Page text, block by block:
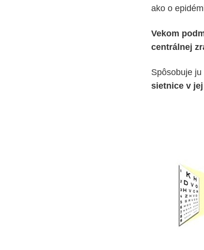
ako o
Vekom
centrálnej
Spôsobuje
sietnice v